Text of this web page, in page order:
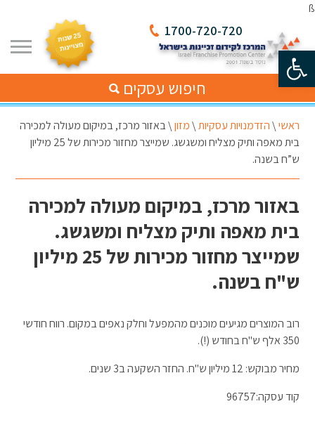
פתח סרגל נגישות
ß
1700-720-720
חיפוש עסקים
ראשי\הזדמנויות עסקיות\מזון\באזור מרכז, במיקום מעולה למכירה
בית מאפה ותיק מצליח ומשגשג. שמייצר מחזור מכירות של 25 מיליון
ש”ח בשנה.
באזור מרכז, במיקום מעולה למכירה
בית מאפה ותיק מצליח ומשגשג.
שמייצר מחזור מכירות של 25 מיליון
ש"ח בשנה.
רוב המוצרים מגיעים מוכנים מהמפעל וחלק נאפים במקום. רווח חודשי
350 אלף ש"ח בחודש (!).
מחיר מבוקש: 12 מיליון ש"ח. החזר השקעה ב3 שנים.
קוד עסקה:96757